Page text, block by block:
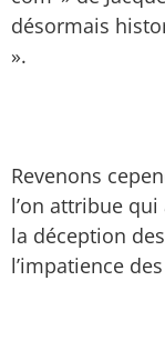
désormais
».
Revenons
l’on attribue
la déception
l’impatience